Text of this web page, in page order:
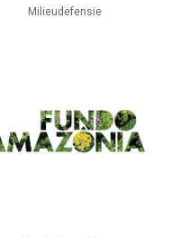
Milieudefensie